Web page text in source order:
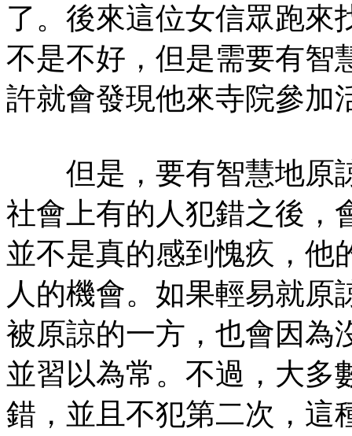
了。後來這位女信眾跑來
不是不好，但是需要有智
許就會發現他來寺院參加
但是，要有智慧地原
社會上有的人犯錯之後，
並不是真的感到愧疚，他
人的機會。如果輕易就原
被原諒的一方，也會因為
並習以為常。不過，大多
錯，並且不犯第二次，這